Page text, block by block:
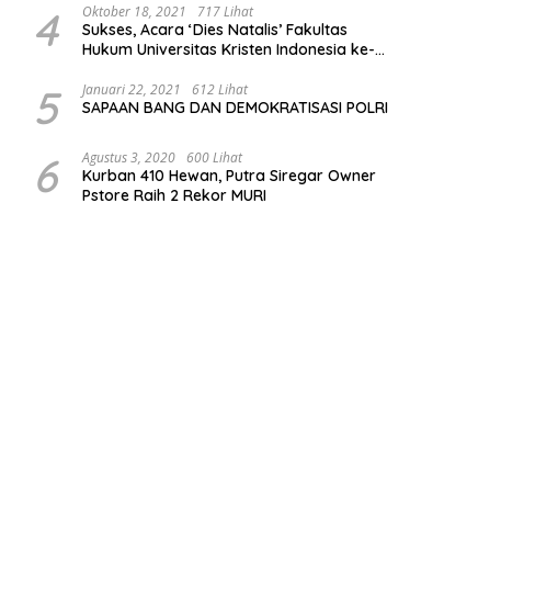
4 Oktober 18, 2021 717 Lihat
Sukses, Acara ‘Dies Natalis’ Fakultas
Hukum Universitas Kristen Indonesia ke-
5 Januari 22, 2021 612 Lihat
SAPAAN BANG DAN DEMOKRATISASI POLRI
6 Agustus 3, 2020 600 Lihat
Kurban 410 Hewan, Putra Siregar Owner
Pstore Raih 2 Rekor MURI